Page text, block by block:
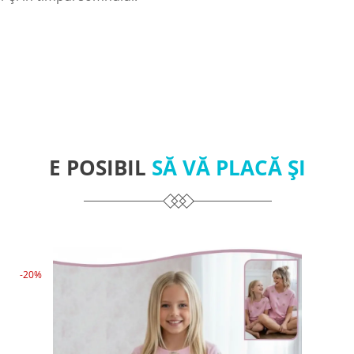
E POSIBIL SĂ VĂ PLACĂ ȘI
-20%